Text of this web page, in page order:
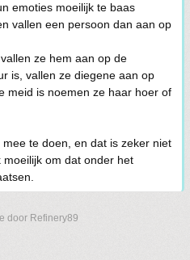
emoties moeilijk te baas
vallen een persoon dan aan op
ze hem aan op de
is, vallen ze diegene aan op
meid is noemen ze haar hoer of
te doen, en dat is zeker niet
om dat onder het
door Refinery89